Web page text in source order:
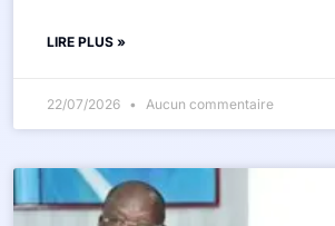
LIRE PLUS »
22/07/2026 Aucun commentaire